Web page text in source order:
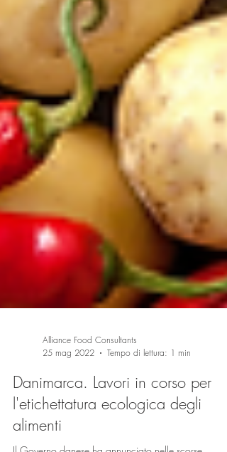
25 mag 2022
Tempo di lettura: 1 min
Danimarca. Lavori in corso per
l'etichettatura ecologica degli